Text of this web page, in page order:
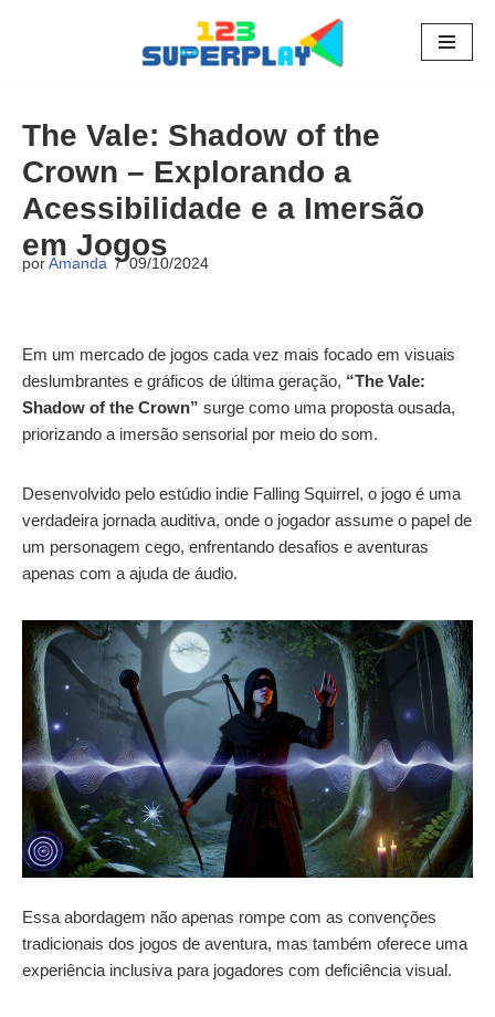
conteúdo
The Vale: Shadow of the
Crown – Explorando a
Acessibilidade e a Imersão
em Jogos
por Amanda 09/10/2024
Em um mercado de jogos cada vez mais focado em visuais
deslumbrantes e gráficos de última geração, “The Vale:
Shadow of the Crown” surge como uma proposta ousada,
priorizando a imersão sensorial por meio do som.
Desenvolvido pelo estúdio indie Falling Squirrel, o jogo é uma
verdadeira jornada auditiva, onde o jogador assume o papel de
um personagem cego, enfrentando desafios e aventuras
apenas com a ajuda de áudio.
Essa abordagem não apenas rompe com as convenções
tradicionais dos jogos de aventura, mas também oferece uma
experiência inclusiva para jogadores com deficiência visual.